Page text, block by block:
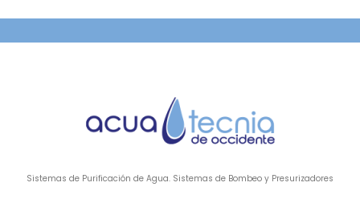
Sistemas de Purificación de Agua. Sistemas de Bombeo y Presurizadores